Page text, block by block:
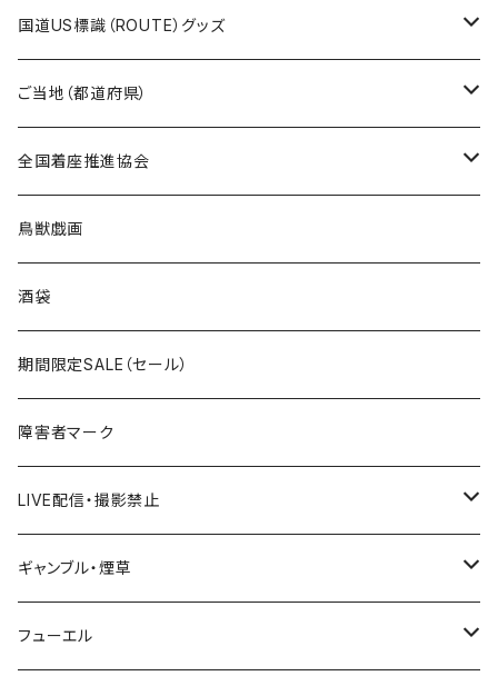
トートバッグ
千葉ロッテマリーンズコラボ
ホテルキーホルダー
トートバッグ
ホテルキーホルダー
ステッカー
国道0～99号線
国道100～199号線
国道600～699号線
国道700～799号線
Tシャツ
キャップ
国道US標識（ROUTE）グッズ
ステッカー
ROUTE 0～99号線
ROUTE100～199号線
ROUTE600～699号線
ROUTE700～799号線
Tシャツ
ROUTE 0～99号線
ROUTE 100～199号線
ROUTE 600～699号線
ROUTE 700～799号線
キャップ
ROUTE 0～99号線
ROUTE 100～199号線
ROUTE 600～699号線
ご当地（都道府県）
北海道
青森県
岩手県
宮城県
秋田県
Tシャツ
ステッカー
山形県
福島県
茨城県
全国着座推進協会
ステッカー
鳥獣戯画
酒袋
期間限定SALE（セール）
障害者マーク
LIVE配信・撮影禁止
LIVE配信禁止
撮影禁止
ギャンブル・煙草
ホテルキーホルダー
フューエル